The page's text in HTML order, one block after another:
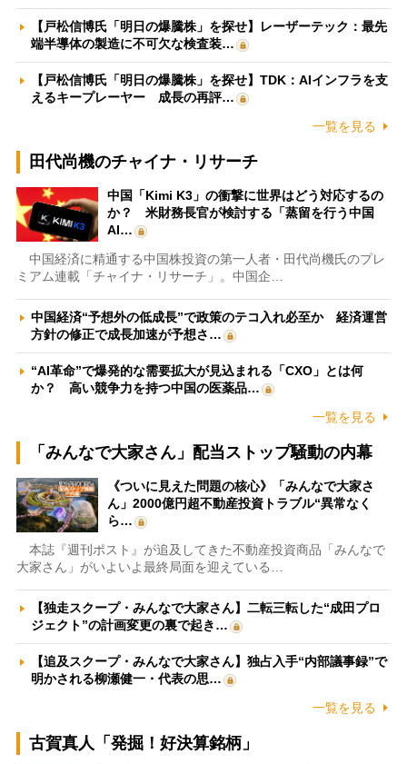
【戸松信博氏「明日の爆騰株」を探せ】レーザーテック：最先
端半導体の製造に不可欠な検査装…
【戸松信博氏「明日の爆騰株」を探せ】TDK：AIインフラを支
えるキープレーヤー 成長の再評…
一覧を見る
田代尚機のチャイナ・リサーチ
中国「Kimi K3」の衝撃に世界はどう対応するの
か？ 米財務長官が検討する「蒸留を行う中国
AI…
中国経済に精通する中国株投資の第一人者・田代尚機氏のプレ
ミアム連載「チャイナ・リサーチ」。中国企…
中国経済“予想外の低成長”で政策のテコ入れ必至か 経済運営
方針の修正で成長加速が予想さ…
“AI革命”で爆発的な需要拡大が見込まれる「CXO」とは何
か？ 高い競争力を持つ中国の医薬品…
一覧を見る
「みんなで大家さん」配当ストップ騒動の内幕
《ついに見えた問題の核心》「みんなで大家さ
ん」2000億円超不動産投資トラブル“異常なく
ら…
本誌『週刊ポスト』が追及してきた不動産投資商品「みんなで
大家さん」がいよいよ最終局面を迎えている…
【独走スクープ・みんなで大家さん】二転三転した“成田プロ
ジェクト”の計画変更の裏で起き…
【追及スクープ・みんなで大家さん】独占入手“内部議事録”で
明かされる柳瀬健一・代表の思…
一覧を見る
古賀真人「発掘！好決算銘柄」